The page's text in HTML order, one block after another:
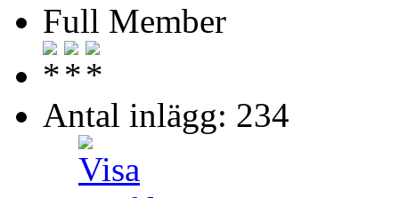
Full Member
Antal inlägg: 234